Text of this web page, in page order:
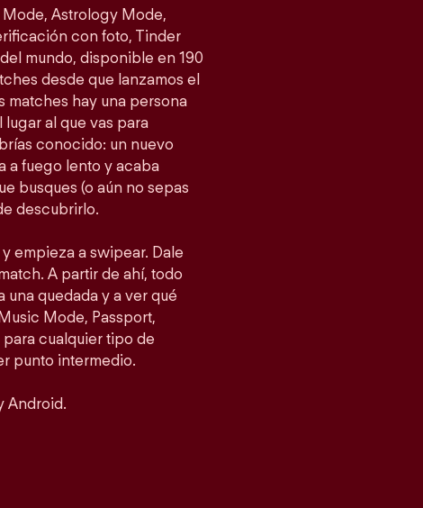
Astrology Mode,
con foto, Tinder
mundo, disponible en 190
desde que lanzamos el
matches hay una persona
lugar al que vas para
conocido: un nuevo
a fuego lento y acaba
busques (o aún no sepas
descubrirlo.
empieza a swipear. Dale
A partir de ahí, todo
quedada y a ver qué
Mode, Passport,
cualquier tipo de
punto intermedio.
Android.